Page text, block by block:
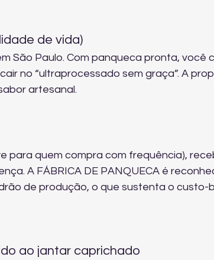
de vida)
São Paulo. Com panqueca pronta, você
no “ultraprocessado sem graça”. A
artesanal.
para quem compra com frequência),
A FÁBRICA DE PANQUECA é
de produção, o que sustenta o custo-
ao jantar caprichado